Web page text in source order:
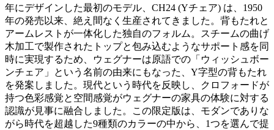
年にデザインした最初のモデル、CH24 (Yチェア) は、1950
年の発売以来、絶え間なく生産されてきました。背もたれと
アームレストが一体化した独自のフォルム。スチームの曲げ
木加工で製作されたトップと包み込むようなサポート感を同
時に実現するため、ウェグナーは原語での「ウィッシュボー
ンチェア」という名前の由来にもなった、Y字型の背もたれ
を発案しました。現代という時代を反映し、クロフォードが
持つ色彩感覚と空間感覚がウェグナーの家具の体験に対する
認識が見事に融合しました。この限定版は、モダンでありな
がら時代を超越した9種類のカラーの中から、1つを選んで提